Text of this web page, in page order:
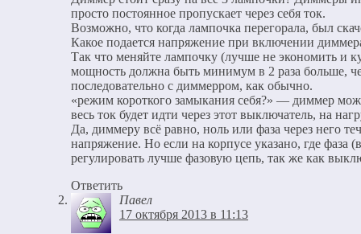
просто постоянное пропускает через себя ток.
Возможно, что когда лампочка перегорала, был
Какое подается напряжение при включении
Так что меняйте лампочку (лучше не экономить и
мощность должна быть минимум в 2 раза больше,
последовательно с диммерром, как обычно.
«режим короткого замыкания себя?» — диммер
весь ток будет идти через этот выключатель, на
Да, диммеру всё равно, ноль или фаза через него
напряжение. Но если на корпусе указано, где
регулировать лучше фазовую цепь, так же как
Ответить
Павел
17 октября 2013 в 11:13